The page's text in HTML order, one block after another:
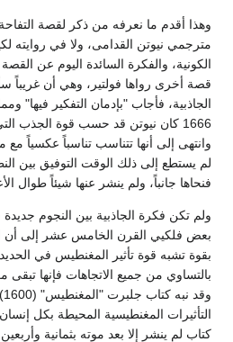
وهذا أقدم ما نعرفه من ذكر لقصة
مترجمي نيوتن القدامى، ولا في روايته
الكونية، والفكرة السائدة اليوم عن
قصة أخرى رواها فولتير، وهي أن غريباً
الجاذبية، فأجاب "بإدمان التفكير فيها"
1666 كان نيوتن قد حسب قوة الجذب
وانتهى إلى أنها تتناسب تناسباً عكسياً
لم يستطع إلى ذلك الوقت التوفيق بين
فنحاها جانباً، ولم ينشر عنها شيئاً طوال
ولم تكن فكرة الجاذبية بين النجوم
بعض فلكيي القرن الخامس عشر إلى أن
بقوة تشبه قوة تأثير المغنطيس في
بالتساوي من جميع الاتجاهات فإنها
التأثيرات المغنطيسية المحيطة بكل
كتاب لم ينشر إلا بعد موته بثمانية